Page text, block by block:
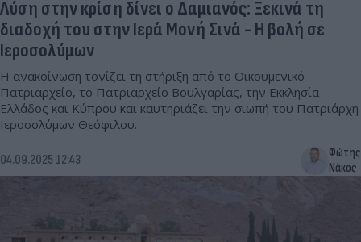
Λύση στην κρίση δίνει ο Δαμιανός: Ξεκινά τη
διαδοχή του στην Ιερά Μονή Σινά - Η βολή σε
Ιεροσολύμων
Η ανακοίνωση τονίζει τη στήριξη από το Οικουμενικό
Πατριαρχείο, το Πατριαρχείο Βουλγαρίας, την Εκκλησία
Ελλάδος και Κύπρου και καυτηριάζει την σιωπή του Πατριάρχη
Ιεροσολύμων Θεόφιλου.
04.09.2025 12:43
Φώτης
Νάκος